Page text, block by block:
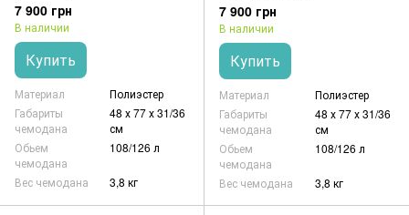
7 900 грн
В наличии
Купить
Материал
Полиэстер
Габариты
чемодана
48 х 77 х 31/36
см
Обьем
чемодана
108/126 л
Вес чемодана 3,8 кг
7 900 грн
В наличии
Купить
Материал
Полиэстер
Габариты
чемодана
48 х 77 х 31/36
см
Обьем
чемодана
108/126 л
Вес чемодана 3,8 кг